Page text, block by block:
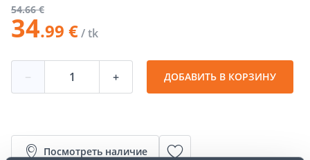
54.66 €
34.99 €/ tk
− + ДОБАВИТЬ В КОРЗИНУ
Посмотреть наличие